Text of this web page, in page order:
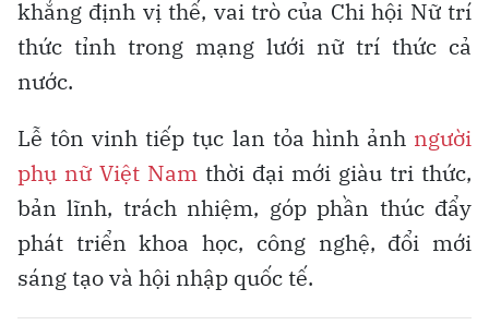
khẳng định vị thế, vai trò của Chi hội Nữ trí
thức tỉnh trong mạng lưới nữ trí thức cả
nước.
Lễ tôn vinh tiếp tục lan tỏa hình ảnh người
phụ nữ Việt Nam thời đại mới giàu tri thức,
bản lĩnh, trách nhiệm, góp phần thúc đẩy
phát triển khoa học, công nghệ, đổi mới
sáng tạo và hội nhập quốc tế.